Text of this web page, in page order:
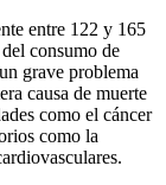
entre 122 y 165
consumo de
grave problema
causa de muerte
como el cáncer
como la